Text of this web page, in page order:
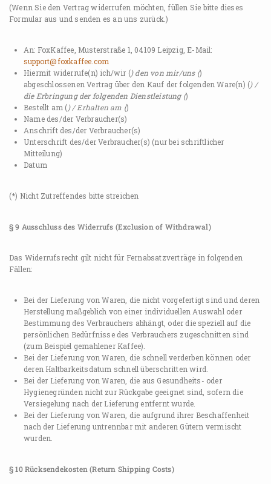
(Wenn Sie den Vertrag widerrufen möchten, füllen Sie bitte dieses
Formular aus und senden es an uns zurück.)
An: FoxKaffee, Musterstraße 1, 04109 Leipzig, E-Mail:
support@foxkaffee.com
Hiermit widerrufe(n) ich/wir () den von mir/uns ()
abgeschlossenen Vertrag über den Kauf der folgenden Ware(n) () /
die Erbringung der folgenden Dienstleistung ()
Bestellt am () / Erhalten am ()
Name des/der Verbraucher(s)
Anschrift des/der Verbraucher(s)
Unterschrift des/der Verbraucher(s) (nur bei schriftlicher
Mitteilung)
Datum
(*) Nicht Zutreffendes bitte streichen
§ 9 Ausschluss des Widerrufs (Exclusion of Withdrawal)
Das Widerrufsrecht gilt nicht für Fernabsatzverträge in folgenden
Fällen:
Bei der Lieferung von Waren, die nicht vorgefertigt sind und deren
Herstellung maßgeblich von einer individuellen Auswahl oder
Bestimmung des Verbrauchers abhängt, oder die speziell auf die
persönlichen Bedürfnisse des Verbrauchers zugeschnitten sind
(zum Beispiel gemahlener Kaffee).
Bei der Lieferung von Waren, die schnell verderben können oder
deren Haltbarkeitsdatum schnell überschritten wird.
Bei der Lieferung von Waren, die aus Gesundheits- oder
Hygienegründen nicht zur Rückgabe geeignet sind, sofern die
Versiegelung nach der Lieferung entfernt wurde.
Bei der Lieferung von Waren, die aufgrund ihrer Beschaffenheit
nach der Lieferung untrennbar mit anderen Gütern vermischt
wurden.
§ 10 Rücksendekosten (Return Shipping Costs)